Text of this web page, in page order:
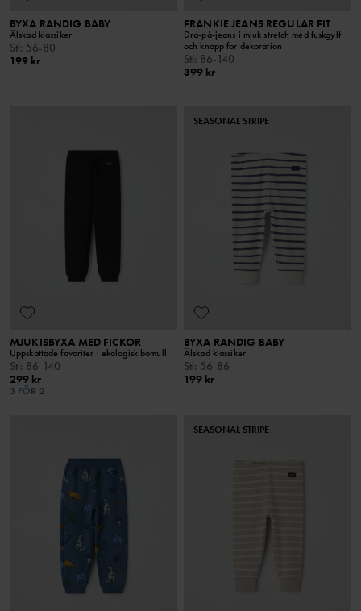
BYXA RANDIG BABY
Älskad klassiker
Stl: 56-80
199 kr
FRANKIE JEANS REGULAR FIT
Dra-på-jeans i mjuk stretch med fuskgylf
och knapp för dekoration
Stl: 86-140
399 kr
MJUKISBYXA MED FICKOR
Uppskattade favoriter i ekologisk bomull
Stl: 86-140
299 kr
3 FÖR 2
SEASONAL STRIPE
BYXA RANDIG BABY
Älskad klassiker
Stl: 56-86
199 kr
SEASONAL STRIPE